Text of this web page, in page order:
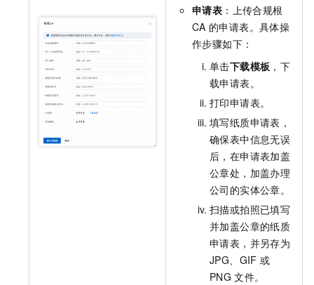
申请表 ：上传合规根
CA 的申请表。具体操
作步骤如下：
单击下载模板 ，下
载申请表。
打印申请表。
填写纸质申请表，
确保表中信息无误
后，在申请表加盖
公章处，加盖办理
公司的实体公章。
扫描或拍照已填写
并加盖公章的纸质
申请表，并另存为
JPG、GIF 或
PNG 文件。